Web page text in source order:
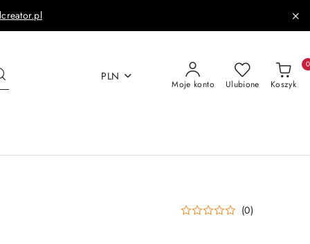
PLN
Moje konto Ulubione Koszyk
0
(0)